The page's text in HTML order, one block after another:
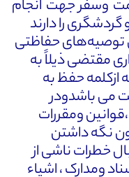
وسفر جهت انجام
را دارند
توصیه‌های حفاظتی
مقتضی ذیلاً به
حفظ به
می باشدودر
ومقررات
نگه داشتن
خطرات ناشی از
ومدارک ، اشیاء